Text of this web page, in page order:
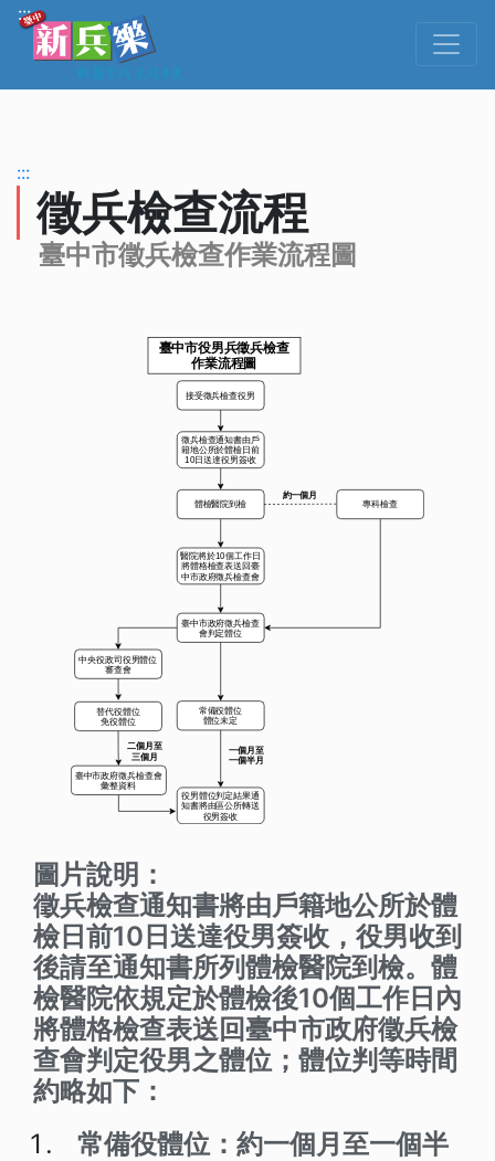
跳到主要內容
:::
:::
徵兵檢查流程
臺中市徵兵檢查作業流程圖
圖片說明：
徵兵檢查通知書將由戶籍地公所於體
檢日前10日送達役男簽收，役男收到
後請至通知書所列體檢醫院到檢。體
檢醫院依規定於體檢後10個工作日內
將體格檢查表送回臺中市政府徵兵檢
查會判定役男之體位；體位判等時間
約略如下：
常備役體位：約一個月至一個半